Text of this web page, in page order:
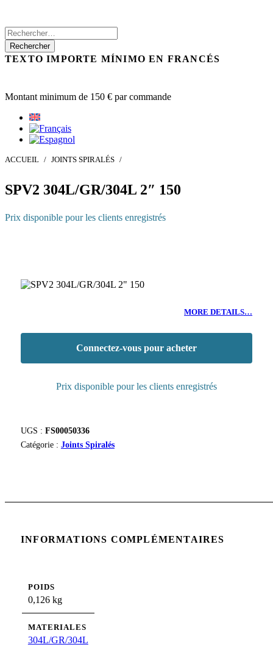
RECHERCHER :
TEXTO IMPORTE MÍNIMO EN FRANCÉS
Montant minimum de 150 € par commande
ACCUEIL / JOINTS SPIRALÉS /
SPV2 304L/GR/304L 2″ 150
Prix disponible pour les clients enregistrés
MORE DETAILS…
Connectez-vous pour acheter
Prix disponible pour les clients enregistrés
UGS : FS00050336
Catégorie : Joints Spiralés
INFORMATIONS COMPLÉMENTAIRES
POIDS
0,126 kg
MATERIALES
304L/GR/304L